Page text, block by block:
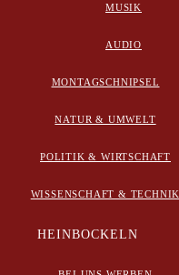
MUSIK
AUDIO
MONTAGSCHNIPSEL
NATUR & UMWELT
POLITIK & WIRTSCHAFT
WISSENSCHAFT & TECHNIK
HEINBOCKELN